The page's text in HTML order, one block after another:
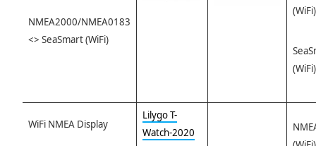
NMEA2000/NMEA0183
<> SeaSmart (WiFi)
(WiFi)
(WiFi)
WiFi NMEA Display
Lilygo T-
Watch-2020